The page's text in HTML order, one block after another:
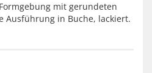
mit gerundeten
Ausführung in Buche, lackiert.